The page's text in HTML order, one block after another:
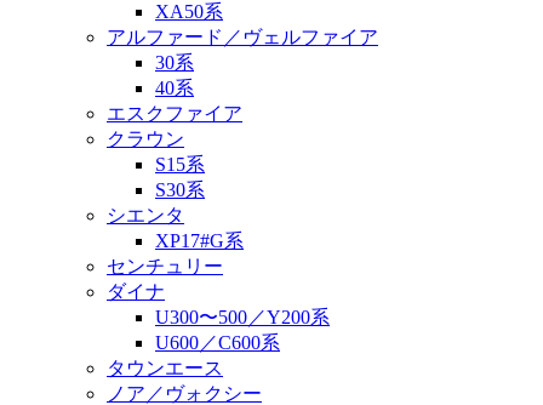
XA50系
アルファード／ヴェルファイア
30系
40系
エスクファイア
クラウン
S15系
S30系
シエンタ
XP17#G系
センチュリー
ダイナ
U300〜500／Y200系
U600／C600系
タウンエース
ノア／ヴォクシー